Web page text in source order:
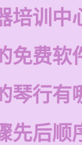
培训中
免费软
琴行有
先后顺